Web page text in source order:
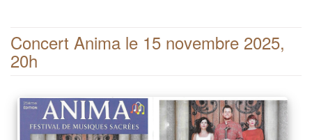
Concert Anima le 15 novembre 2025,
20h